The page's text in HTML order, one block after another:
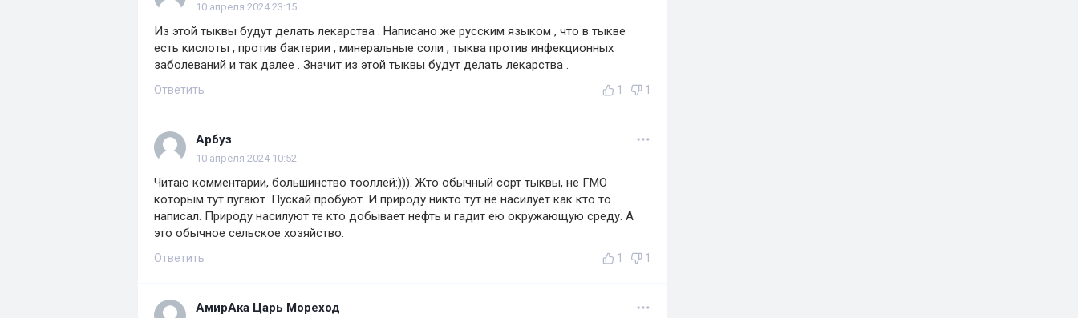
10 апреля 2024 23:15
Из этой тыквы будут делать лекарства . Написано же русским языком , что в тыкве
есть кислоты , против бактерии , минеральные соли , тыква против инфекционных
заболеваний и так далее . Значит из этой тыквы будут делать лекарства .
Ответить 1 1
Арбуз
10 апреля 2024 10:52
Читаю комментарии, большинство тооллей:))). Жто обычный сорт тыквы, не ГМО
которым тут пугают. Пускай пробуют. И природу никто тут не насилует как кто то
написал. Природу насилуют те кто добывает нефть и гадит ею окружающую среду. А
это обычное сельское хозяйство.
Ответить 1 1
АмирАка Царь Мореход